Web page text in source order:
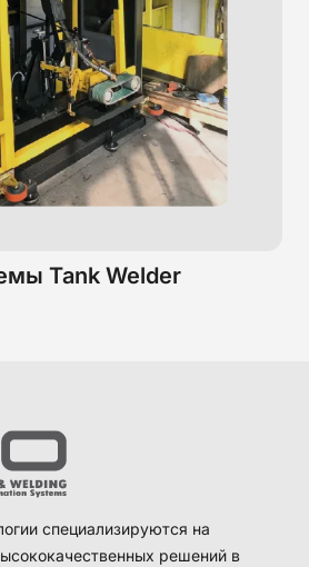
Tank Welder
специализируются на
решений в